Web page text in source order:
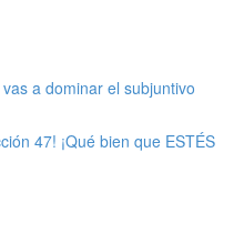
a dominar el subjuntivo
47! ¡Qué bien que ESTÉS